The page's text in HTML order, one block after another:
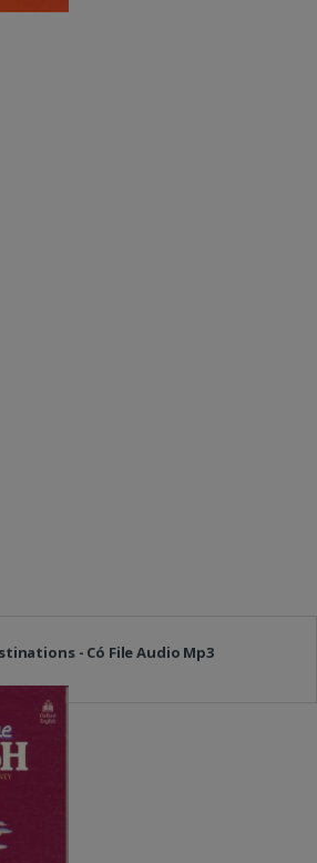
- Có File Audio Mp3